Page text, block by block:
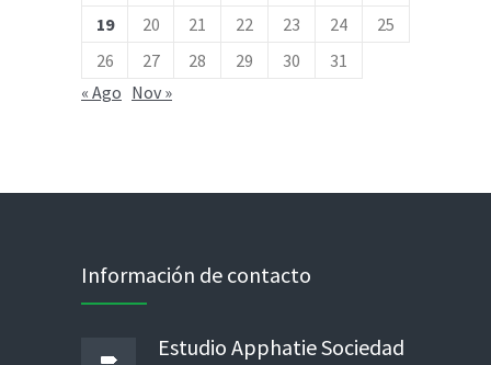
19
20 21 22 23 24
25
26
27 28 29 30
31
« Ago Nov »
Información de contacto
Estudio Apphatie Sociedad